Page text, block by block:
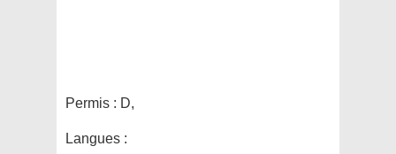
Permis : D,
Langues :